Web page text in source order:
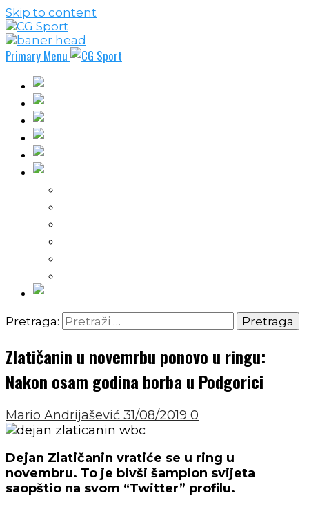
Skip to content
Primary Menu
Pretraga:
Zlatičanin u novemrbu ponovo u ringu:
Nakon osam godina borba u Podgorici
Mario Andrijašević 31/08/2019 0
Dejan Zlatičanin vratiće se u ring u
novembru. To je bivši šampion svijeta
saopštio na svom “Twitter” profilu.